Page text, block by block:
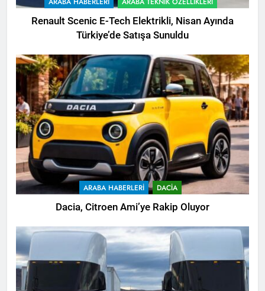
Renault Scenic E-Tech Elektrikli, Nisan Ayında
Türkiye’de Satışa Sunuldu
ARABA HABERLERI DACIA
Dacia, Citroen Ami’ye Rakip Oluyor